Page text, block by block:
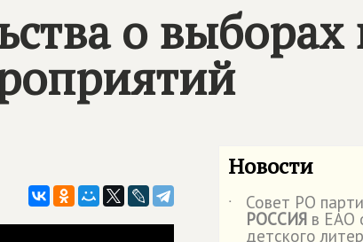
о выборах
Новости
˙ Совет РО
РОССИЯ в ЕАО
детского